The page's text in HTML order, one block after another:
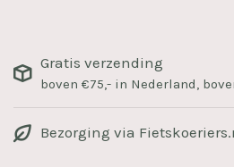
Gratis verzending
boven €75,- in Nederland,
Bezorging via